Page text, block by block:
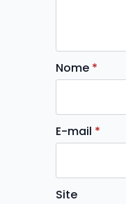
Nome *
E-mail *
Site